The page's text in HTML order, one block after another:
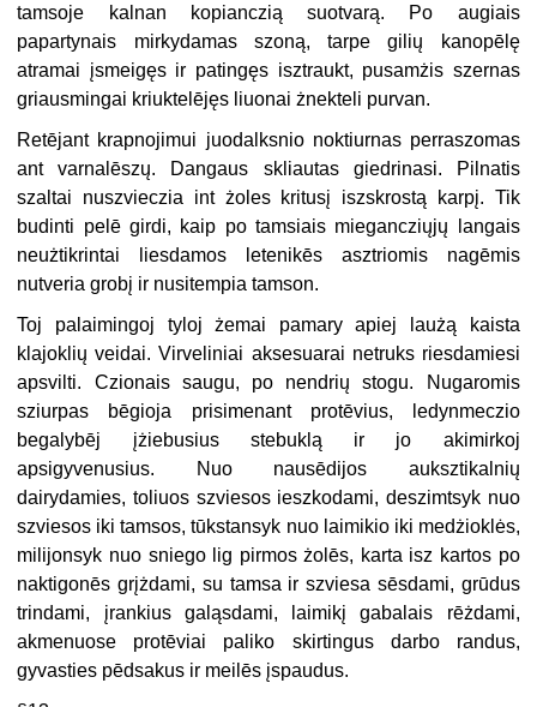
tamsoje kalnan kopianczią suotvarą. Po augiais
papartynais mirkydamas szoną, tarpe gilių kanopēlę
atramai įsmeigęs ir patingęs isztraukt, pusamżis szernas
griausmingai kriuktelējęs liuonai żnekteli purvan.
Retējant krapnojimui juodalksnio noktiurnas perraszomas
ant varnalēszų. Dangaus skliautas giedrinasi. Pilnatis
szaltai nuszvieczia int żoles kritusį iszskrostą karpį. Tik
budinti pelē girdi, kaip po tamsiais miegancziųjų langais
neużtikrintai liesdamos letenikēs asztriomis nagēmis
nutveria grobį ir nusitempia tamson.
Toj palaimingoj tyloj żemai pamary apiej laużą kaista
klajoklių veidai. Virveliniai aksesuarai netruks riesdamiesi
apsvilti. Czionais saugu, po nendrių stogu. Nugaromis
sziurpas bēgioja prisimenant protēvius, ledynmeczio
begalybēj įżiebusius stebuklą ir jo akimirkoj
apsigyvenusius. Nuo nausēdijos auksztikalnių
dairydamies, toliuos szviesos ieszkodami, deszimtsyk nuo
szviesos iki tamsos, tūkstansyk nuo laimikio iki medżioklės,
milijonsyk nuo sniego lig pirmos żolēs, karta isz kartos po
naktigonēs grįżdami, su tamsa ir szviesa sēsdami, grūdus
trindami, įrankius galąsdami, laimikį gabalais rēżdami,
akmenuose protēviai paliko skirtingus darbo randus,
gyvasties pēdsakus ir meilēs įspaudus.